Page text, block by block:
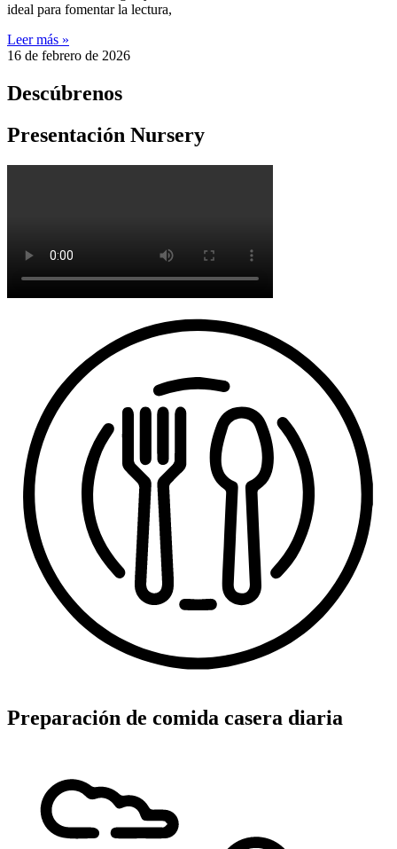
ideal para fomentar la lectura,
Leer más »
16 de febrero de 2026
Descúbrenos
Presentación Nursery
Preparación de comida casera diaria